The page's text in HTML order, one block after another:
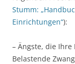
Stumm:
Einrichtungen“):
– Ängste, die
Belastende